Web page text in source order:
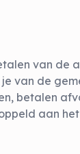
van de
van de
betalen
aan